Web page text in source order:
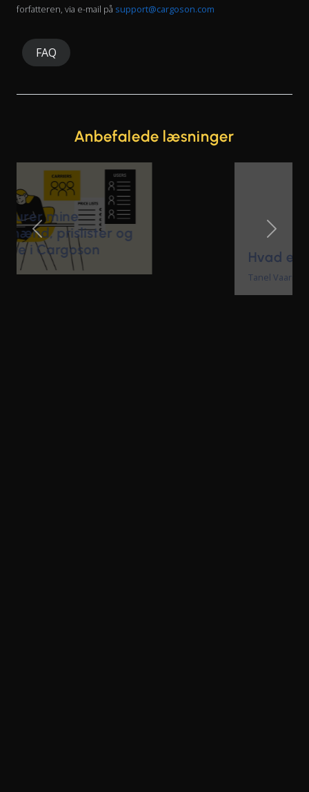
forfatteren, via e-mail på support@cargoson.com
FAQ
Anbefalede læsninger
Hvad er Cargoson?
Tanel Vaarmann
Previous Slide Next